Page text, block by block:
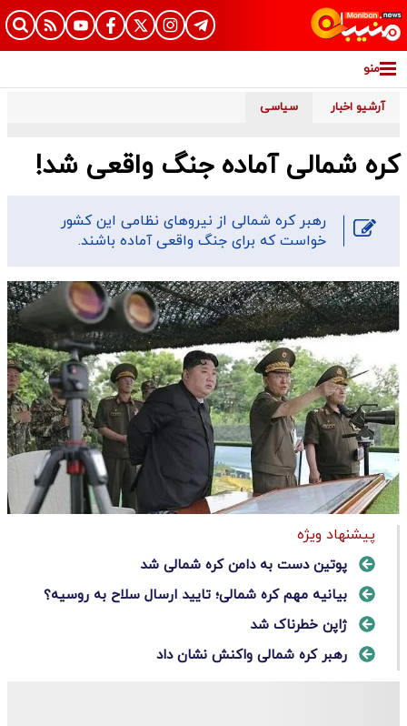
منو
آرشیو اخبار سیاسی
کره شمالی آماده جنگ واقعی شد!
رهبر کره شمالی از نیروهای نظامی این کشور
خواست که برای جنگ واقعی آماده باشند.
پیشنهاد ویژه
پوتین دست به دامن کره شمالی شد
بیانیه مهم کره شمالی؛ تایید ارسال سلاح به روسیه؟
ژاپن خطرناک شد
رهبر کره شمالی واکنش نشان داد